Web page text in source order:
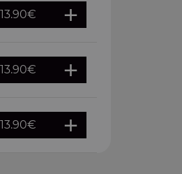
13.90€
13.90€
13.90€